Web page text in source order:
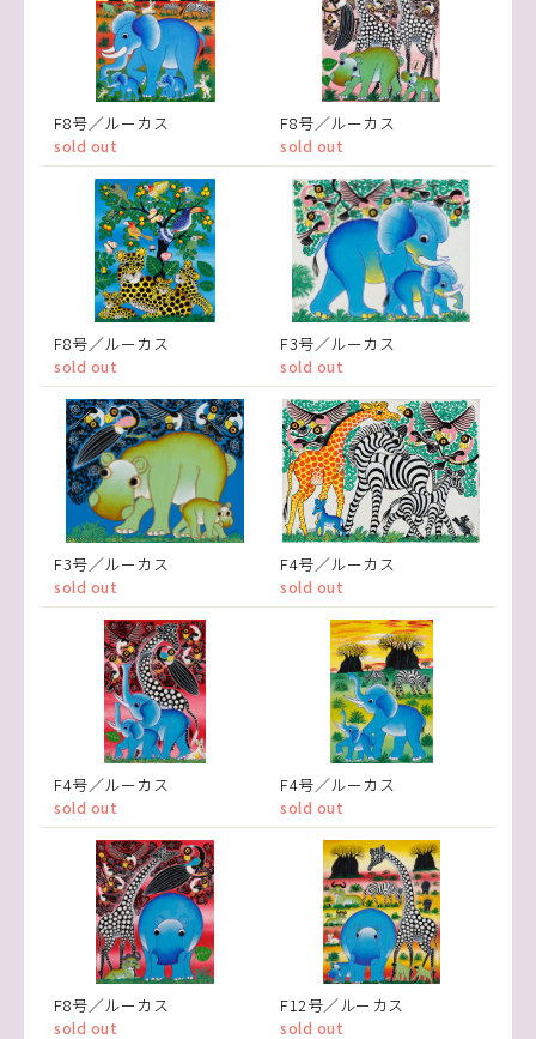
F8号／ルーカス
sold out
F8号／ルーカス
sold out
F8号／ルーカス
sold out
F3号／ルーカス
sold out
F3号／ルーカス
sold out
F4号／ルーカス
sold out
F4号／ルーカス
sold out
F4号／ルーカス
sold out
F8号／ルーカス
sold out
F12号／ルーカス
sold out